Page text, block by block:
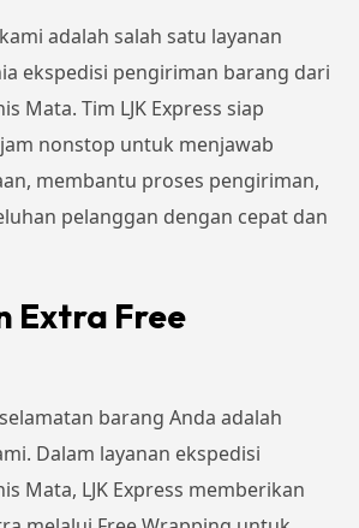
adalah salah satu layanan
ekspedisi pengiriman barang dari
Mata. Tim LJK Express siap
nonstop untuk menjawab
membantu proses pengiriman,
pelanggan dengan cepat dan
Extra Free
barang Anda adalah
Dalam layanan ekspedisi
Mata, LJK Express memberikan